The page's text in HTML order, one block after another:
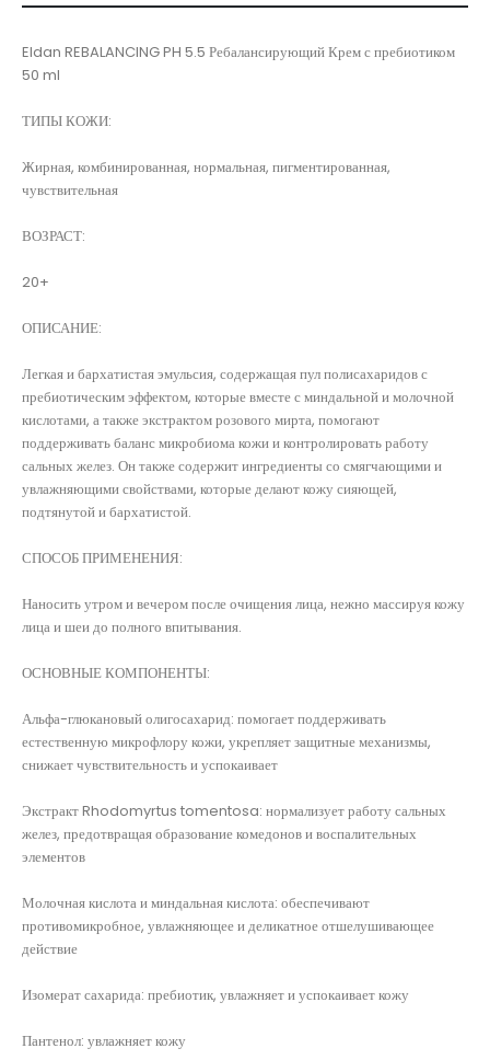
Eldan REBALANCING PH 5.5 Ребалансирующий Крем с пребиотиком
50 ml
ТИПЫ КОЖИ:
Жирная, комбинированная, нормальная, пигментированная,
чувствительная
ВОЗРАСТ:
20+
ОПИСАНИЕ:
Легкая и бархатистая эмульсия, содержащая пул полисахаридов с
пребиотическим эффектом, которые вместе с миндальной и молочной
кислотами, а также экстрактом розового мирта, помогают
поддерживать баланс микробиома кожи и контролировать работу
сальных желез. Он также содержит ингредиенты со смягчающими и
увлажняющими свойствами, которые делают кожу сияющей,
подтянутой и бархатистой.
СПОСОБ ПРИМЕНЕНИЯ:
Наносить утром и вечером после очищения лица, нежно массируя кожу
лица и шеи до полного впитывания.
ОСНОВНЫЕ КОМПОНЕНТЫ:
Альфа-глюкановый олигосахарид: помогает поддерживать
естественную микрофлору кожи, укрепляет защитные механизмы,
снижает чувствительность и успокаивает
Экстракт Rhodomyrtus tomentosa: нормализует работу сальных
желез, предотвращая образование комедонов и воспалительных
элементов
Молочная кислота и миндальная кислота: обеспечивают
противомикробное, увлажняющее и деликатное отшелушивающее
действие
Изомерат сахарида: пребиотик, увлажняет и успокаивает кожу
Пантенол: увлажняет кожу